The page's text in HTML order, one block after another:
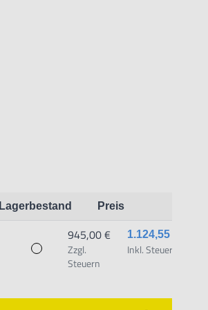
Lagerbestand Preis
1.124,55 €
Inkl. Steuern
945,00 €
Zzgl.
Steuern